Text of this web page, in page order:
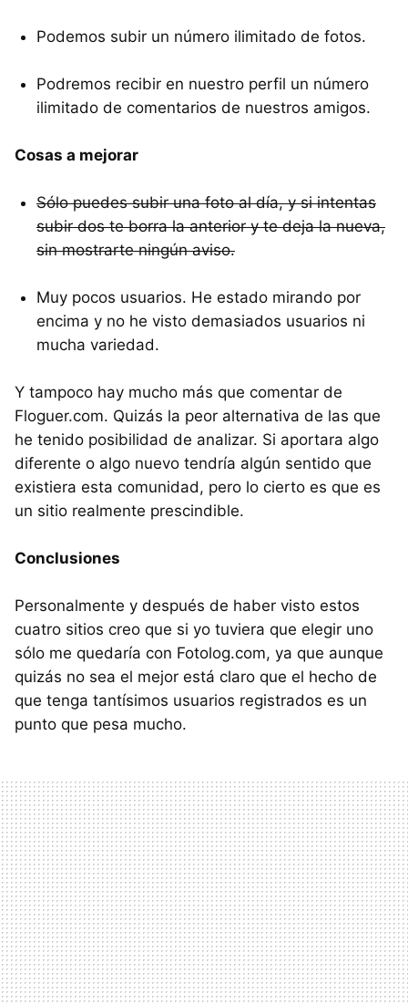
Podemos subir un número ilimitado de fotos.
Podremos recibir en nuestro perfil un número
ilimitado de comentarios de nuestros amigos.
Cosas a mejorar
Sólo puedes subir una foto al día, y si intentas
subir dos te borra la anterior y te deja la nueva,
sin mostrarte ningún aviso.
Muy pocos usuarios. He estado mirando por
encima y no he visto demasiados usuarios ni
mucha variedad.
Y tampoco hay mucho más que comentar de
Floguer.com. Quizás la peor alternativa de las que
he tenido posibilidad de analizar. Si aportara algo
diferente o algo nuevo tendría algún sentido que
existiera esta comunidad, pero lo cierto es que es
un sitio realmente prescindible.
Conclusiones
Personalmente y después de haber visto estos
cuatro sitios creo que si yo tuviera que elegir uno
sólo me quedaría con Fotolog.com, ya que aunque
quizás no sea el mejor está claro que el hecho de
que tenga tantísimos usuarios registrados es un
punto que pesa mucho.